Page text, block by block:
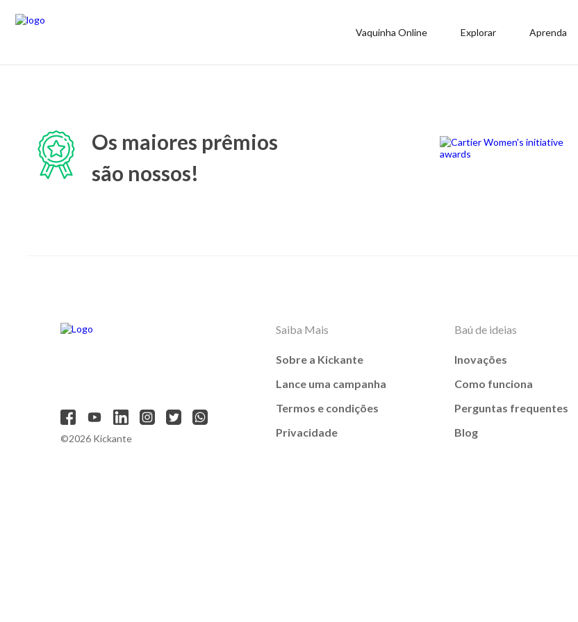
Vaquinha Online Explorar Aprenda
Os maiores prêmios
são nossos!
©2026 Kickante
Saiba Mais
Sobre a Kickante
Lance uma campanha
Termos e condições
Privacidade
Baú de ideias
Inovações
Como funciona
Perguntas frequentes
Blog